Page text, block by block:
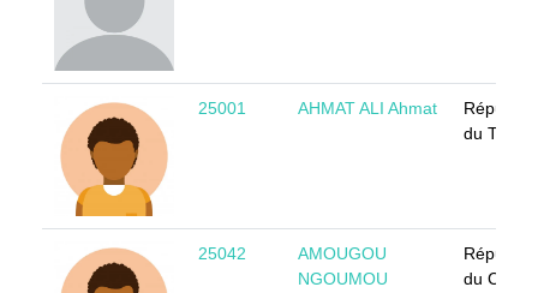
25001 AHMAT ALI Ahmat
du Tchad
25042
AMOUGOU
NGOUMOU
du